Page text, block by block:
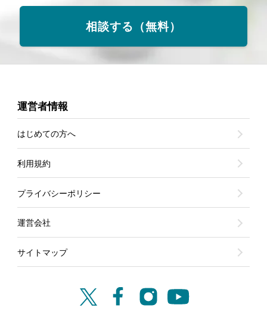
相談する（無料）
運営者情報
はじめての方へ
利用規約
プライバシーポリシー
運営会社
サイトマップ